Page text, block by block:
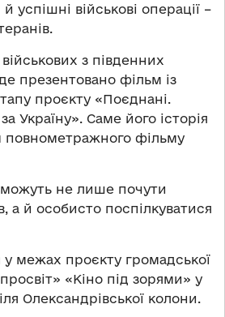
успішні військові операції –
з південних
презентовано фільм із
проєкту «Поєднані.
Україну». Саме його історія
повнометражного фільму
не лише почути
а й особисто поспілкуватися
у межах проєкту громадської
«Кіно під зорями» у
Олександрівської колони.